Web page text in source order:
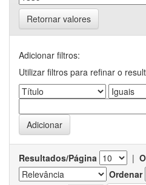
Retornar valores
Adicionar filtros:
Utilizar filtros para refinar o
Resultados/Página |
Ordenar